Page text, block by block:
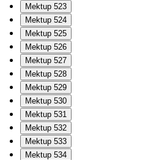
Mektup 523
Mektup 524
Mektup 525
Mektup 526
Mektup 527
Mektup 528
Mektup 529
Mektup 530
Mektup 531
Mektup 532
Mektup 533
Mektup 534